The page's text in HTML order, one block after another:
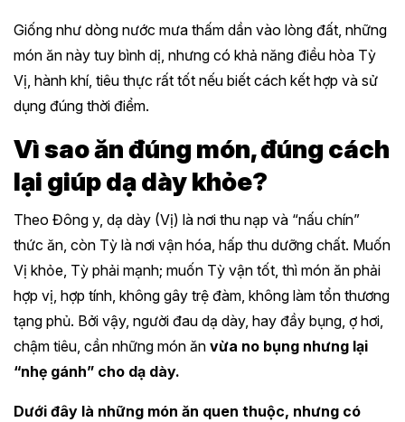
Giống như dòng nước mưa thấm dần vào lòng đất, những
món ăn này tuy bình dị, nhưng có khả năng điều hòa Tỳ
Vị, hành khí, tiêu thực rất tốt nếu biết cách kết hợp và sử
dụng đúng thời điểm.
Vì sao ăn đúng món, đúng cách
lại giúp dạ dày khỏe?
Theo Đông y, dạ dày (Vị) là nơi thu nạp và “nấu chín”
thức ăn, còn Tỳ là nơi vận hóa, hấp thu dưỡng chất. Muốn
Vị khỏe, Tỳ phải mạnh; muốn Tỳ vận tốt, thì món ăn phải
hợp vị, hợp tính, không gây trệ đàm, không làm tổn thương
tạng phủ. Bởi vậy, người đau dạ dày, hay đầy bụng, ợ hơi,
chậm tiêu, cần những món ăn vừa no bụng nhưng lại
“nhẹ gánh” cho dạ dày.
Dưới đây là những món ăn quen thuộc, nhưng có